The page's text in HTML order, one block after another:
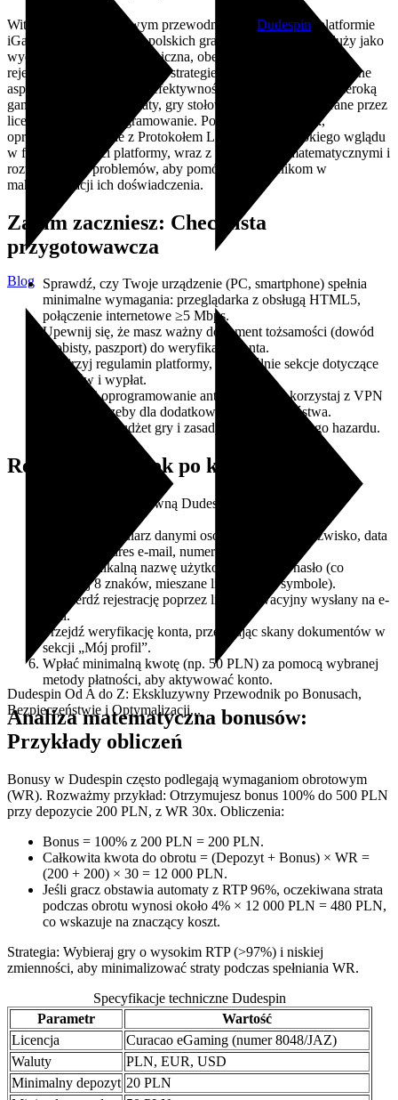
Blog
Dudespin Od A do Z: Ekskluzywny Przewodnik po Bonusach,
Bezpieczeństwie i Optymalizacji...
Witamy w kompleksowym przewodniku po Dudespin , platformie
iGaming skierowanej do polskich graczy. Ten dokument służy jako
wyczerpująca analiza techniczna, obejmująca wszystko od
rejestracji po zaawansowane strategie, z naciskiem na praktyczne
aspekty bezpieczeństwa i efektywności. Dudespin oferuje szeroką
gamę gier, w tym automaty, gry stołowe i na żywo, wspierane przez
licencjonowane oprogramowanie. Poniższy przewodnik,
opracowany zgodnie z Protokołem L, dostarcza głębokiego wglądu
w funkcjonalności platformy, wraz z przykładami matematycznymi i
rozwiązaniami problemów, aby pomóc użytkownikom w
maksymalizacji ich doświadczenia.
Zanim zaczniesz: Checklista
przygotowawcza
Sprawdź, czy Twoje urządzenie (PC, smartphone) spełnia
minimalne wymagania: przeglądarka z obsługą HTML5,
połączenie internetowe ≥5 Mbps.
Upewnij się, że masz ważny dokument tożsamości (dowód
osobisty, paszport) do weryfikacji konta.
Przejrzyj regulamin platformy, szczególnie sekcje dotyczące
bonusów i wypłat.
Zainstaluj oprogramowanie antywirusowe i korzystaj z VPN
w razie potrzeby dla dodatkowego bezpieczeństwa.
Określ swój budżet gry i zasady odpowiedzialnego hazardu.
Rejestracja: Krok po kroku
Wejdź na stronę główną Dudespin i kliknij przycisk
Wypełnij formularz danymi osobowymi: imię, nazwisko, data
urodzenia, adres e-mail, numer telefonu.
Utwórz unikalną nazwę użytkownika i silne hasło (co
najmniej 8 znaków, mieszane litery, cyfry, symbole).
Potwierdź rejestrację poprzez link aktywacyjny wysłany na e-
mail.
Przejdź weryfikację konta, przesyłając skany dokumentów w
sekcji „Mój profil”.
Wpłać minimalną kwotę (np. 50 PLN) za pomocą wybranej
metody płatności, aby aktywować konto.
Analiza matematyczna bonusów:
Przykłady obliczeń
Bonusy w Dudespin często podlegają wymaganiom obrotowym
(WR). Rozważmy przykład: Otrzymujesz bonus 100% do 500 PLN
przy depozycie 200 PLN, z WR 30x. Obliczenia:
Bonus = 100% z 200 PLN = 200 PLN.
Całkowita kwota do obrotu = (Depozyt + Bonus) × WR =
(200 + 200) × 30 = 12 000 PLN.
Jeśli gracz obstawia automaty z RTP 96%, oczekiwana strata
podczas obrotu wynosi około 4% × 12 000 PLN = 480 PLN,
co wskazuje na znaczący koszt.
Strategia: Wybieraj gry o wysokim RTP (>97%) i niskiej
zmienności, aby minimalizować straty podczas spełniania WR.
Specyfikacje techniczne Dudespin
Parametr
Wartość
Licencja
Curacao eGaming (numer 8048/JAZ)
Waluty
PLN, EUR, USD
Minimalny depozyt 20 PLN